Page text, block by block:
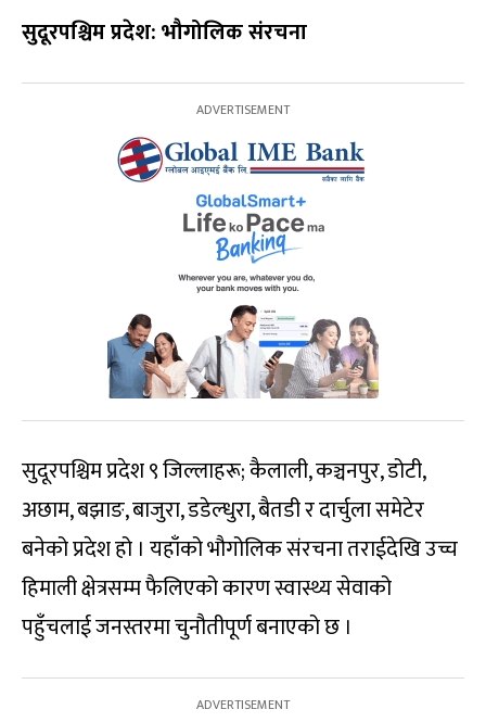
सुदूरपश्चिम प्रदेश: भौगोलिक संरचना
सुदूरपश्चिम प्रदेश ९ जिल्लाहरू; कैलाली, कञ्चनपुर, डोटी,
अछाम, बझाङ, बाजुरा, डडेल्धुरा, बैतडी र दार्चुला समेटेर
बनेको प्रदेश हो । यहाँको भौगोलिक संरचना तराईदेखि उच्च
हिमाली क्षेत्रसम्म फैलिएको कारण स्वास्थ्य सेवाको
पहुँचलाई जनस्तरमा चुनौतीपूर्ण बनाएको छ ।